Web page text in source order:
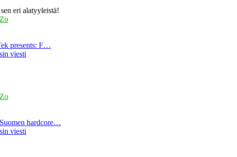
eri alatyyleistä!
presents: F…
viesti
hardcore…
viesti